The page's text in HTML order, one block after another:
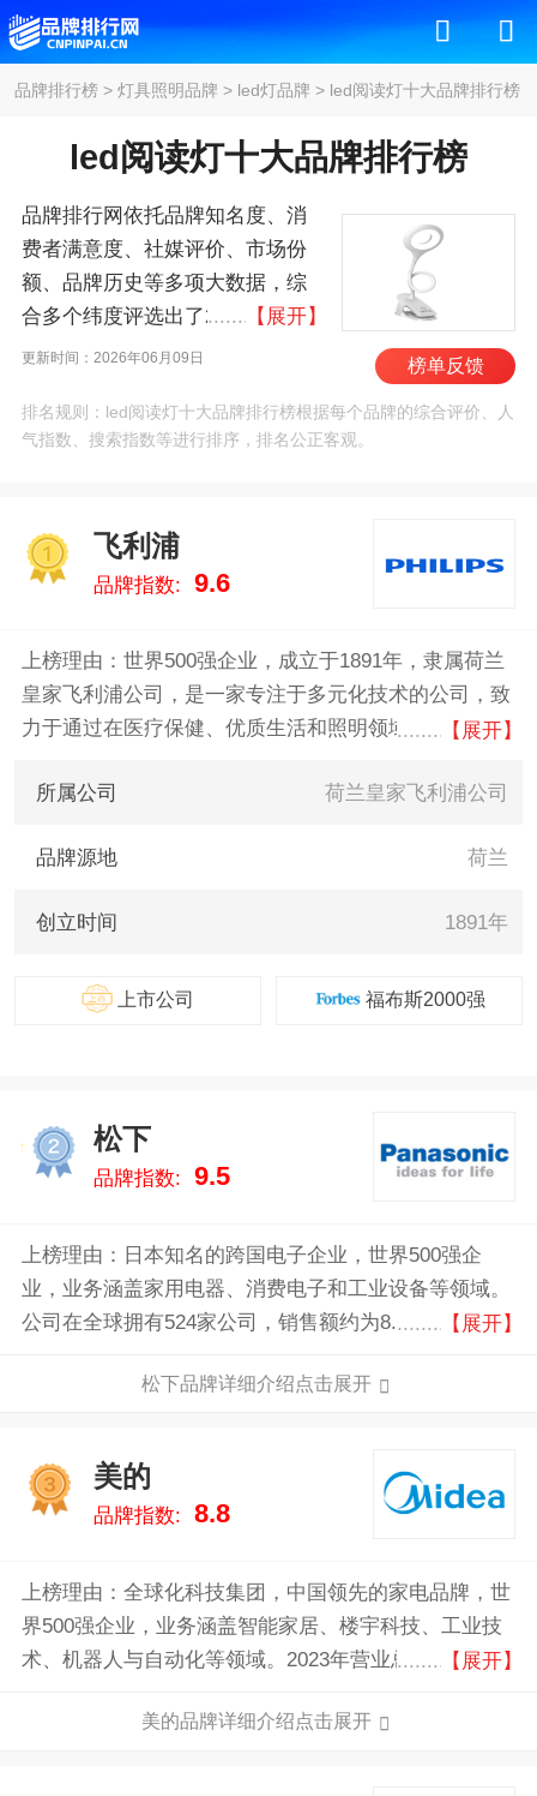
品牌排行榜> 灯具照明品牌 > led灯品牌 > led阅读灯十大品牌排行榜
led阅读灯十大品牌排行榜
品牌排行网依托品牌知名度、消
费者满意度、社媒评价、市场份
额、品牌历史等多项大数据，综
合多个纬度评选出了2026年led阅
读灯十大品牌排行榜，其中前十
下/Panasonic、美的/MIDEA、佛
山照明/FSL、欧普照明、美的照
的数据告诉您led阅读灯什么牌子
好，供您参考。
【展开】
更新时间：2026年06月09日 榜单反馈
排名规则：led阅读灯十大品牌排行榜根据每个品牌的综合评价、人
气指数、搜索指数等进行排序，排名公正客观。
1
飞利浦
品牌指数: 9.6
上榜理由：世界500强企业，成立于1891年，隶属荷兰
皇家飞利浦公司，是一家专注于多元化技术的公司，致
力于通过在医疗保健、优质生活和照明领域的有意义创
护理与家庭医疗保健、节能照明解决方案与新型照明应
等方面。
【展开】
所属公司 荷兰皇家飞利浦公司
品牌源地 荷兰
创立时间 1891年
上市公司 福布斯2000强
2
松下
品牌指数: 9.5
上榜理由：日本知名的跨国电子企业，世界500强企
业，业务涵盖家用电器、消费电子和工业设备等领域。
公司在全球拥有524家公司，销售额约为8.38万亿日【展开】
松下品牌详细介绍点击展开
3
美的
品牌指数: 8.8
上榜理由：全球化科技集团，中国领先的家电品牌，世
界500强企业，业务涵盖智能家居、楼宇科技、工业技
术、机器人与自动化等领域。2023年营业总收入达到
于通过科技创新提升全球用户的生活品质。
【展开】
美的品牌详细介绍点击展开